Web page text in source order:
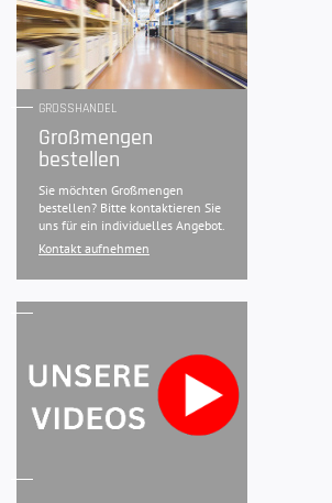
GROSSHANDEL
Großmengen
bestellen
Sie möchten Großmengen
bestellen? Bitte kontaktieren Sie
uns für ein individuelles Angebot.
Kontakt aufnehmen